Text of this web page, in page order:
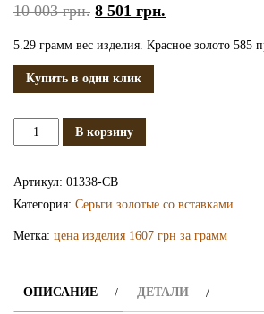
10 003грн. 8 501 грн.
5.29 грамм вес изделия. Красное золото 585
Купить в один клик
КоличествоВ корзину
Артикул: 01338-СВ
Категория: Серьги золотые со вставками
Метка: цена изделия 1607 грн за грамм
ОПИСАНИЕ ДЕТАЛИ